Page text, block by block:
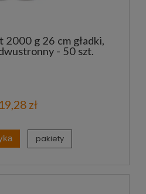
2000 g 26 cm gładki,
- 50 szt.
zł
pakiety